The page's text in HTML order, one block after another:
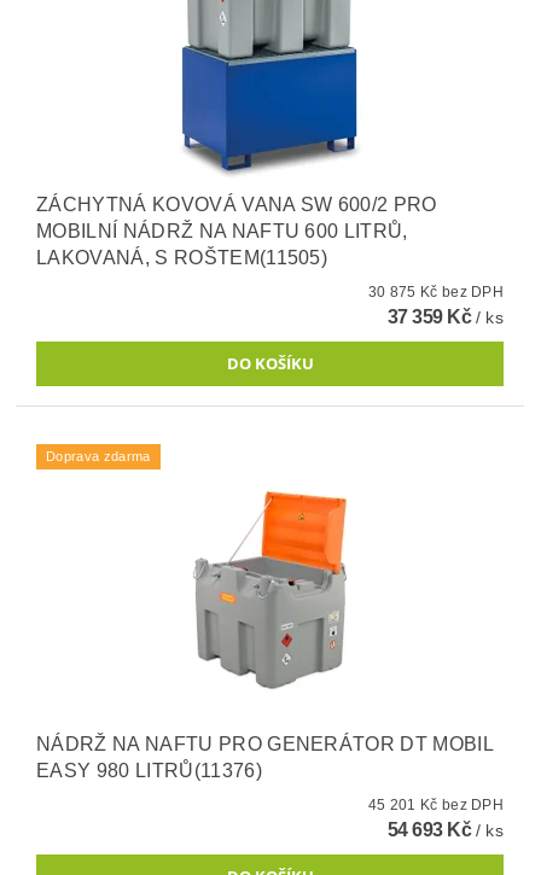
ZÁCHYTNÁ KOVOVÁ VANA SW 600/2 PRO
MOBILNÍ NÁDRŽ NA NAFTU 600 LITRŮ,
LAKOVANÁ, S ROŠTEM(11505)
30 875 Kč bez DPH
37 359 Kč/ ks
Doprava zdarma
NÁDRŽ NA NAFTU PRO GENERÁTOR DT MOBIL
EASY 980 LITRŮ(11376)
45 201 Kč bez DPH
54 693 Kč/ ks